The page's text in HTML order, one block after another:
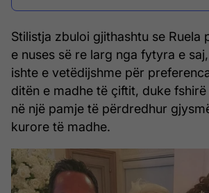
Stilistja zbuloi gjithashtu se Ruela
e nuses së re larg nga fytyra e
ishte e vetëdijshme për
ditën e madhe të çiftit, duke
në një pamje të përdredhur
kurore të madhe.